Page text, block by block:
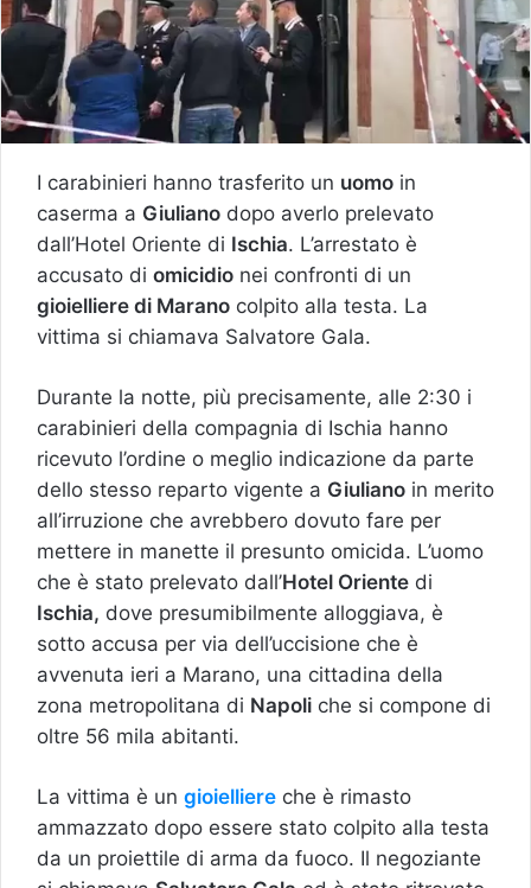
I carabinieri hanno trasferito un uomo in
caserma a Giuliano dopo averlo prelevato
dall’Hotel Oriente di Ischia. L’arrestato è
accusato di omicidio nei confronti di un
gioielliere di Marano colpito alla testa. La
vittima si chiamava Salvatore Gala.
Durante la notte, più precisamente, alle 2:30 i
carabinieri della compagnia di Ischia hanno
ricevuto l’ordine o meglio indicazione da parte
dello stesso reparto vigente a Giuliano in merito
all’irruzione che avrebbero dovuto fare per
mettere in manette il presunto omicida. L’uomo
che è stato prelevato dall’Hotel Oriente di
Ischia, dove presumibilmente alloggiava, è
sotto accusa per via dell’uccisione che è
avvenuta ieri a Marano, una cittadina della
zona metropolitana di Napoli che si compone di
oltre 56 mila abitanti.
La vittima è un gioielliere che è rimasto
ammazzato dopo essere stato colpito alla testa
da un proiettile di arma da fuoco. Il negoziante